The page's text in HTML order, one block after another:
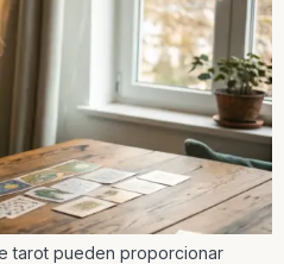
tarot pueden proporcionar